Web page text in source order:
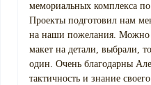
мемориальных комплекса
Проекты подготовил нам
на наши пожелания. Можно
макет на детали, выбрали,
один. Очень благодарны
тактичность и знание